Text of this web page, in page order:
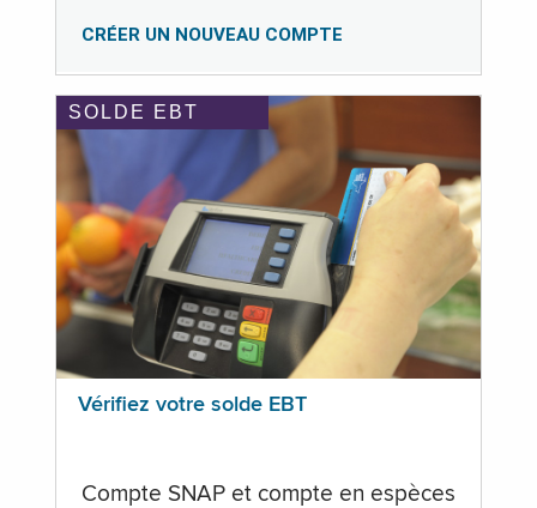
CRÉER UN NOUVEAU COMPTE
SOLDE EBT
Vérifiez votre solde EBT
Compte SNAP et compte en espèces